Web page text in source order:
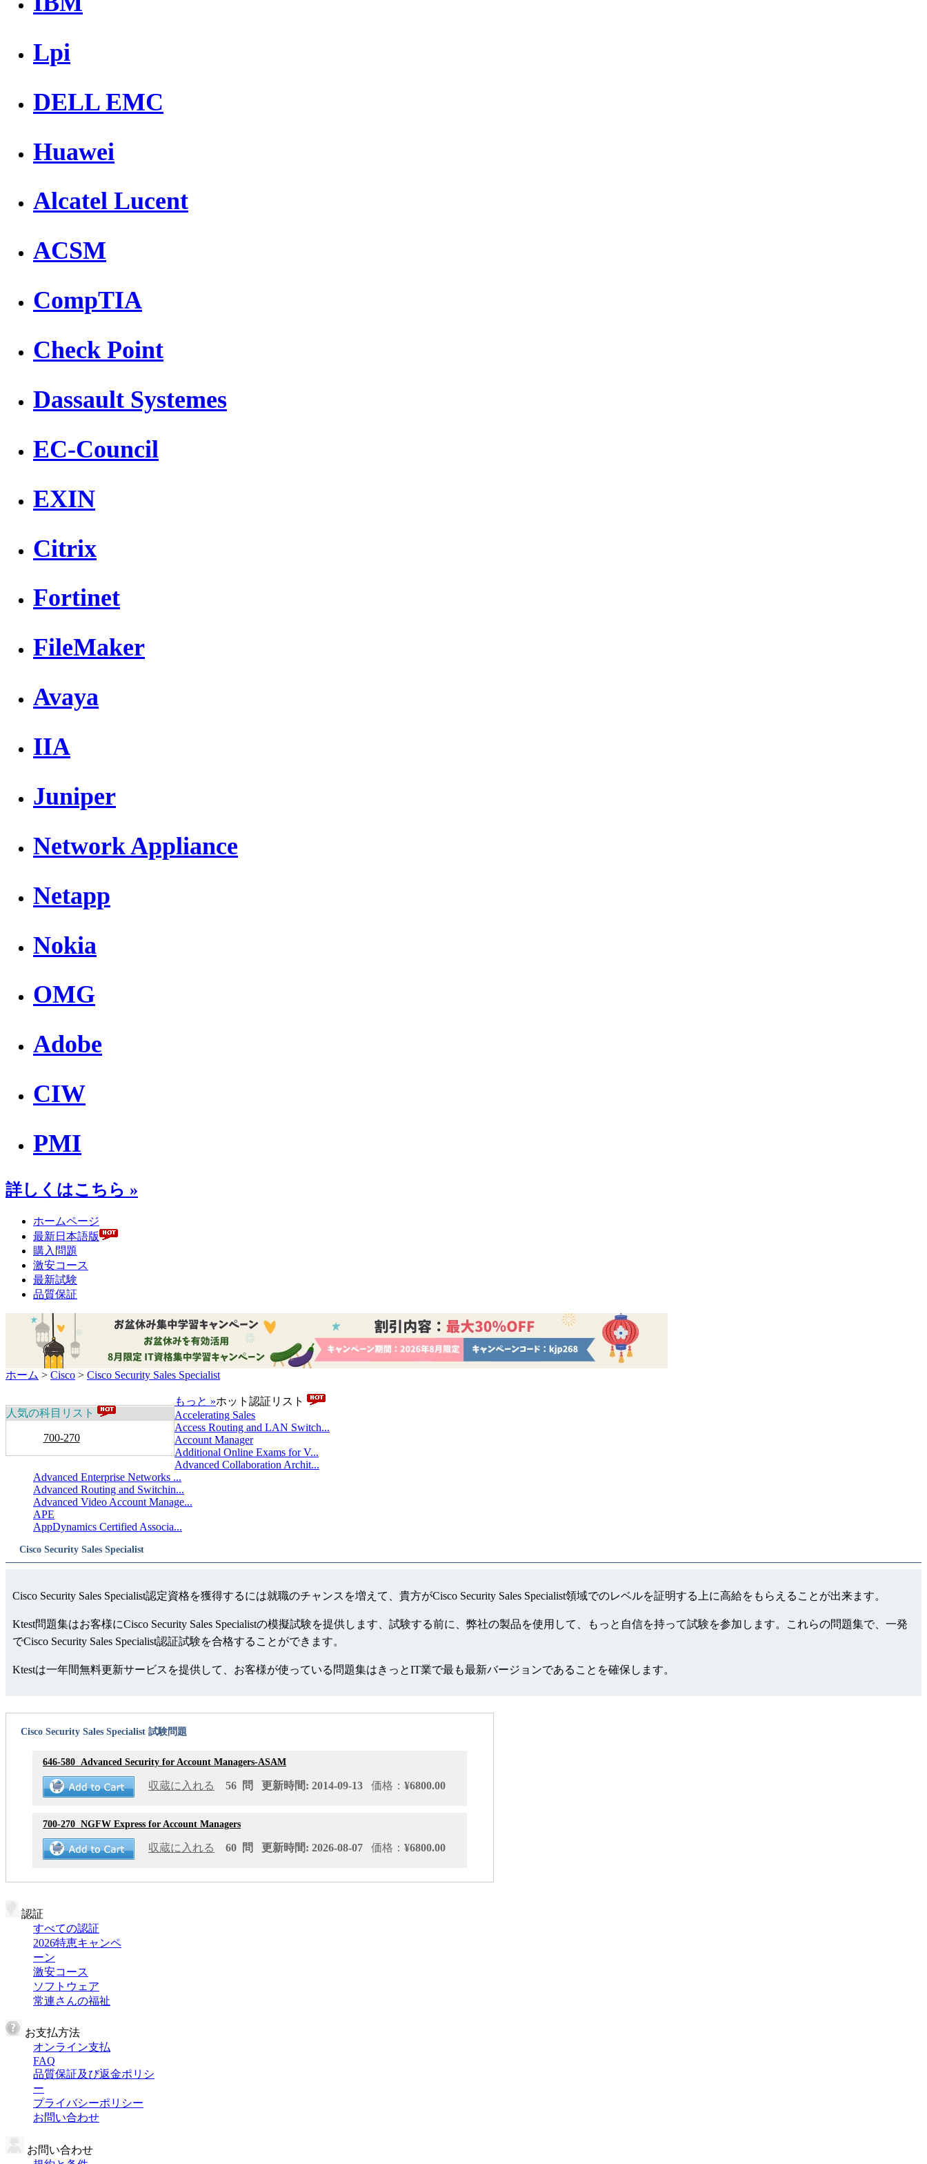
Lpi
DELL EMC
Huawei
Alcatel Lucent
ACSM
CompTIA
Check Point
Dassault Systemes
EC-Council
EXIN
Citrix
Fortinet
FileMaker
Avaya
IIA
Juniper
Network Appliance
Netapp
Nokia
OMG
Adobe
CIW
PMI
詳しくはこちら »
ホームページ
最新日本語版
購入問題
激安コース
最新試験
品質保証
ホーム > Cisco > Cisco Security Sales Specialist
人気の科目リスト
700-270
もっと »ホット認証リスト
Accelerating Sales
Access Routing and LAN Switch...
Account Manager
Additional Online Exams for V...
Advanced Collaboration Archit...
Advanced Enterprise Networks ...
Advanced Routing and Switchin...
Advanced Video Account Manage...
APE
AppDynamics Certified Associa...
Cisco Security Sales Specialist
Cisco Security Sales Specialist認定資格を獲得するには就職のチャンスを増えて、貴方がCisco Security Sales Specialist領域でのレベルを証明する上に高給をもらえることが出来ます。
Ktest問題集はお客様にCisco Security Sales Specialistの模擬試験を提供します、試験する前に、弊社の製品を使用して、もっと自信を持って試験を参加します。これらの問題集で、一発
でCisco Security Sales Specialist認証試験を合格することができます。
Ktestは一年間無料更新サービスを提供して、お客様が使っている問題集はきっとIT業で最も最新バージョンであることを確保します。
Cisco Security Sales Specialist 試験問題
646-580 Advanced Security for Account Managers-ASAM
収蔵に入れる 56 問 更新時間: 2014-09-13 価格： ¥6800.00
700-270 NGFW Express for Account Managers
収蔵に入れる 60 問 更新時間: 2026-08-07 価格： ¥6800.00
認証
すべての認証
2026特恵キャンペ
ーン
激安コース
ソフトウェア
常連さんの福祉
お支払方法
オンライン支払
FAQ
品質保証及び返金ポリシ
ー
プライバシーポリシー
お問い合わせ
お問い合わせ